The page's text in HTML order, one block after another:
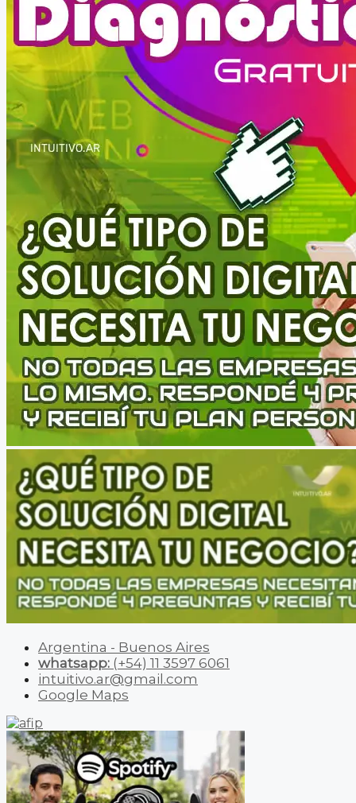
Argentina - Buenos Aires
whatsapp: (+54) 11 3597 6061
intuitivo.ar@gmail.com
Google Maps